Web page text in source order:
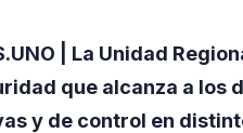
| La Unidad
que alcanza a los
y de control en